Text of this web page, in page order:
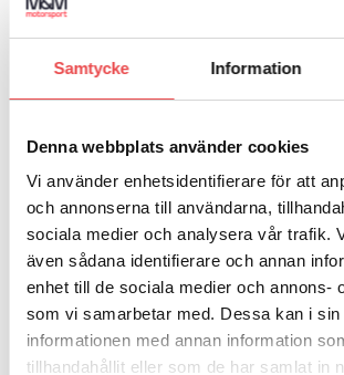
Samtycke Information
Denna webbplats använder cookies
Vi använder enhetsidentifierare för att
och annonserna till användarna,
sociala medier och analysera vår trafik.
även sådana identifierare och annan
enhet till de sociala medier och annons-
som vi samarbetar med. Dessa kan i
informationen med annan information
tillhandahållit eller som de har samlat in
RECENSIONER (0)
Powerflex polyuretanbussningar, inre
krängningshämmarbussning, Ø19.
Schemanummer 3. Säljs i en
RELATERADE PRODUKTER
Add to
Art.nr: PF34-803-23
Art.nr: PF32-